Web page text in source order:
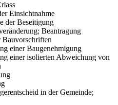
Einsichtnahme
der Beseitigung
Beantragung
Bauvorschriften
einer Baugenehmigung
einer isolierten Abweichung von
in der Gemeinde;